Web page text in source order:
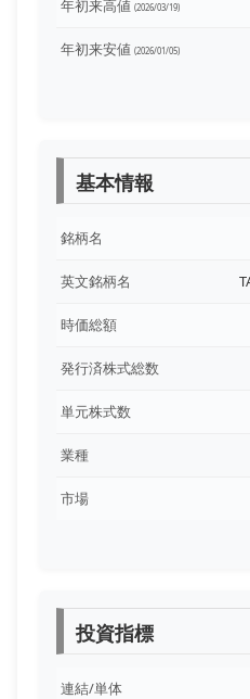
年初来高値 (2026/03/19)
年初来安値 (2026/01/05)
基本情報
銘柄名
英文銘柄名
時価総額
発行済株式総数
単元株式数
業種
市場
投資指標
連結/単体